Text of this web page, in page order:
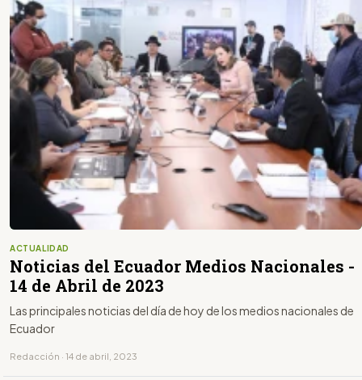
ACTUALIDAD
Noticias del Ecuador Medios Nacionales -
14 de Abril de 2023
Las principales noticias del día de hoy de los medios nacionales de
Ecuador
Redacción · 14 de abril, 2023